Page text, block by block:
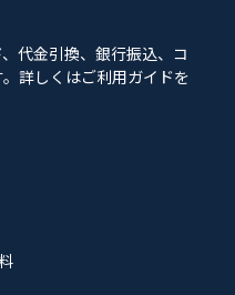
代金引換、銀行振込、コ
詳しくはご利用ガイドを